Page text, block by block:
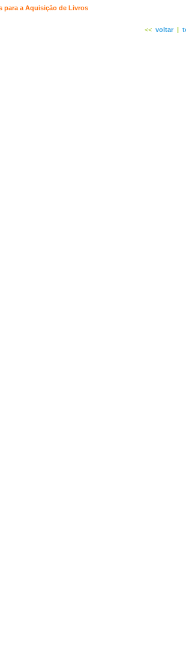
para a Aquisição de Livros
<< voltar |